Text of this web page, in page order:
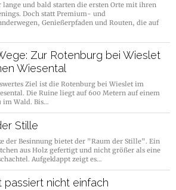
und bald starten die ersten Orte mit ihren
Doch statt Premium- und
Genießerpfaden und Routen, die auf
Zur Rotenburg bei Wieslet
Wiesental
Ziel ist die Rotenburg bei Wieslet im
Die Ruine liegt auf 600 Metern auf einem
im Wald. Bis…
Stille
der Besinnung bietet der "Raum der Stille". Ein
aus Holz gefertigt und nicht größer als eine
Aufgeklappt zeigt es…
passiert nicht einfach